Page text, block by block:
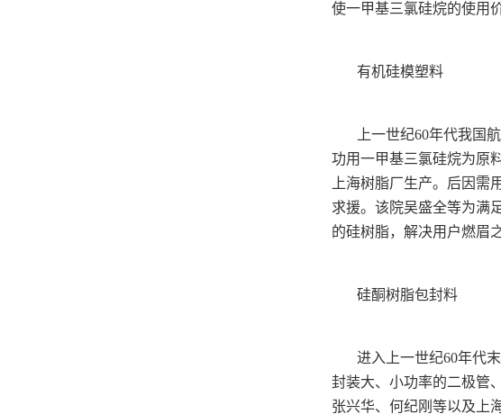
使一甲基三氯硅烷的使用
有机硅模塑料
上一世纪60年代我国
功用一甲基三氯硅烷为原
上海树脂厂生产。后因
求援。该院吴盛全等为满
的硅树脂，解决用户燃眉
硅酮树脂包封料
进入上一世纪60年代
封装大、小功率的二极管
张兴华、何纪刚等以及上